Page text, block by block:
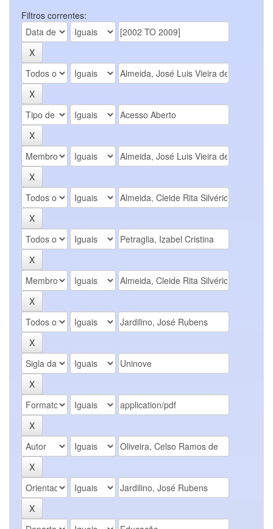
Filtros correntes: